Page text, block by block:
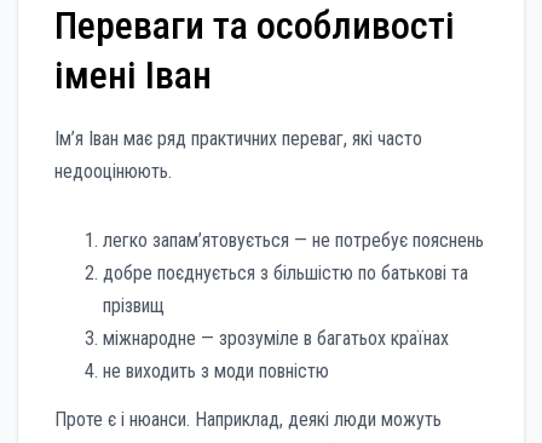
Переваги та особливості
імені Іван
Ім’я Іван має ряд практичних переваг, які часто
недооцінюють.
легко запам’ятовується — не потребує пояснень
добре поєднується з більшістю по батькові та
прізвищ
міжнародне — зрозуміле в багатьох країнах
не виходить з моди повністю
Проте є і нюанси. Наприклад, деякі люди можуть